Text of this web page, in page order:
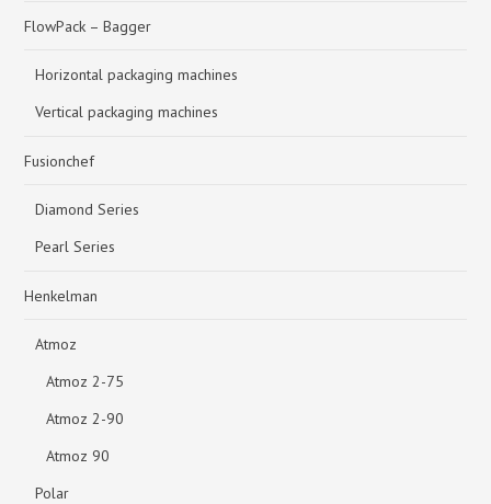
FlowPack – Bagger
Horizontal packaging machines
Vertical packaging machines
Fusionchef
Diamond Series
Pearl Series
Henkelman
Atmoz
Atmoz 2-75
Atmoz 2-90
Atmoz 90
Polar